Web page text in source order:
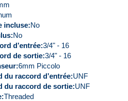
incluse No
No
d’entrée 3/4" - 16
de sortie 3/4" - 16
6mm Piccolo
du raccord d’entrée UNF
du raccord de sortie UNF
Threaded